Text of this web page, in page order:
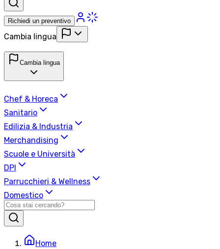
Richiedi un preventivo
Cambia lingua
Cambia lingua
Chef & Horeca
Sanitario
Edilizia & Industria
Merchandising
Scuole e Università
DPI
Parrucchieri & Wellness
Domestico
Home